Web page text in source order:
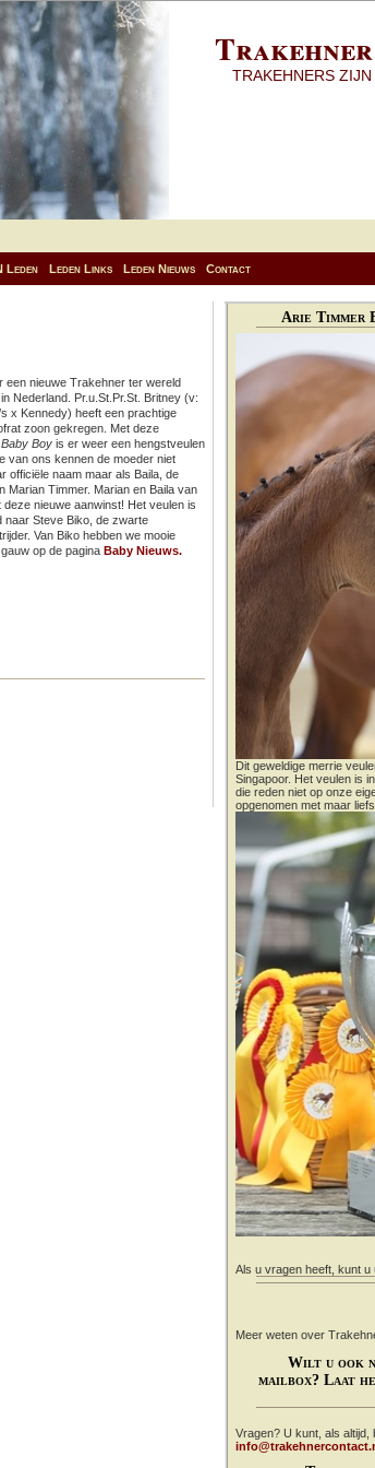
TRAKEHNERS
Leden Leden Links Leden Nieuws Contact
een nieuwe Trakehner ter wereld
Nederland. Pr.u.St.Pr.St. Britney (v:
x Kennedy) heeft een prachtige
zoon gekregen. Met deze
Boy is er weer een hengstveulen
van ons kennen de moeder niet
officiële naam maar als Baila, de
Marian Timmer. Marian en Baila van
deze nieuwe aanwinst! Het veulen is
naar Steve Biko, de zwarte
Van Biko hebben we mooie
gauw op de pagina Baby Nieuws.
Arie Timmer
Dit geweldige merrie
Singapoor. Het veulen is
die reden niet op onze
opgenomen met maar
Als u vragen heeft, kunt u
Meer weten over
Wilt u ook
mailbox? Laat
Vragen? U kunt, als altijd,